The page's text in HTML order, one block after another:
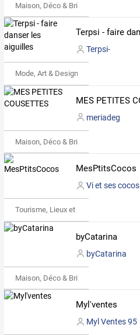
Maison, Déco & Bricolage
Terpsi-
Mode, Art & Design
meriadeg
Maison, Déco & Bricolage
MesPtitsCocos
Vi et ses cocos
Tourisme, Lieux et Événements
byCatarina
byCatarina
Maison, Déco & Bricolage
Myl'ventes
Myl Ventes 95